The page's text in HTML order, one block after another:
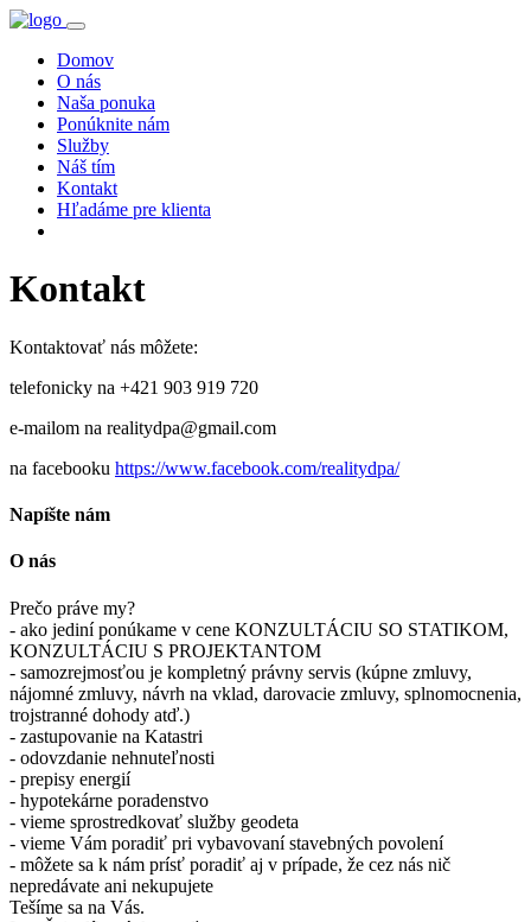
Domov
O nás
Naša ponuka
Ponúknite nám
Služby
Náš tím
Kontakt
Hľadáme pre klienta
Kontakt
Kontaktovať nás môžete:
telefonicky na +421 903 919 720
e-mailom na realitydpa@gmail.com
na facebooku https://www.facebook.com/realitydpa/
Napíšte nám
O nás
Prečo práve my?
- ako jediní ponúkame v cene KONZULTÁCIU SO STATIKOM,
KONZULTÁCIU S PROJEKTANTOM
- samozrejmosťou je kompletný právny servis (kúpne zmluvy,
nájomné zmluvy, návrh na vklad, darovacie zmluvy, splnomocnenia,
trojstranné dohody atď.)
- zastupovanie na Katastri
- odovzdanie nehnuteľnosti
- prepisy energií
- hypotekárne poradenstvo
- vieme sprostredkovať služby geodeta
- vieme Vám poradiť pri vybavovaní stavebných povolení
- môžete sa k nám prísť poradiť aj v prípade, že cez nás nič
nepredávate ani nekupujete
Tešíme sa na Vás.